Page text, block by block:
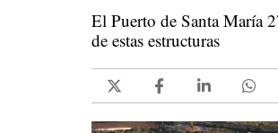
El Puerto de Santa María
de estas estructuras